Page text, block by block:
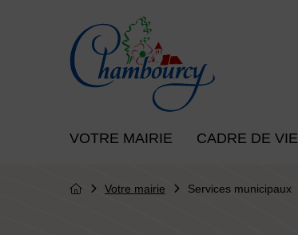
Retour à l'accueil
VOTRE MAIRIE CADRE DE VIE
Page d'accueil du site
Votre mairie Services municipaux